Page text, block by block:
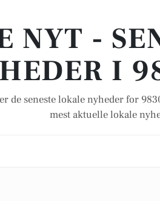
NYT -
I
de seneste lokale nyheder for
mest aktuelle lokale